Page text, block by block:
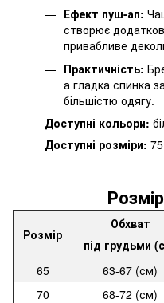
Ефект пуш-ап:
створює
привабливе
Практичність:
а гладка спинка
більшістю одягу.
Доступні кольори:
Доступні розміри:
Розмір
Обхват
під грудьми
65
63-67 (см)
70
68-72 (см)